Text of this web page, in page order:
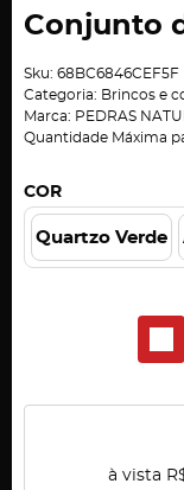
Conjunto
Sku: 68BC6846CEF5F
Categoria: Brincos e
Marca: PEDRAS
Quantidade Máxima
COR
Quartzo Verde
à vista